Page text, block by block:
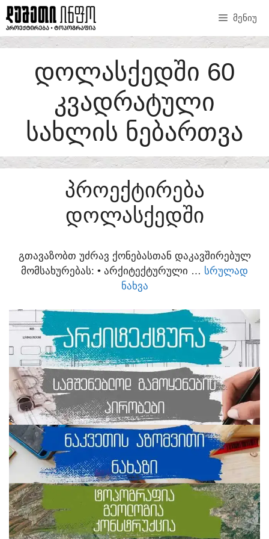
SKIP
TO
CONTENT
ᲛᲔᲜᲘᲣ
ᲓᲝᲚᲐᲡᲥᲔᲓᲨᲘ 60
ᲙᲕᲐᲓᲠᲐᲢᲣᲚᲘ
ᲡᲐᲮᲚᲘᲡ ᲜᲔᲑᲐᲠᲗᲕᲐ
ᲞᲠᲝᲔᲥᲢᲘᲠᲔᲑᲐ
ᲓᲝᲚᲐᲡᲥᲔᲓᲨᲘ
ᲒᲗᲐᲕᲐᲖᲝᲑᲗ ᲣᲫᲠᲐᲕ ᲥᲝᲜᲔᲑᲐᲡᲗᲐᲜ ᲓᲐᲙᲐᲕᲨᲘᲠᲔᲑᲣᲚ
ᲛᲝᲛᲡᲐᲮᲣᲠᲔᲑᲐᲡ:​ • ᲐᲠᲥᲘᲢᲔᲥᲢᲣᲠᲣᲚᲘ … ᲡᲠᲣᲚᲐᲓ
ᲜᲐᲮᲕᲐ